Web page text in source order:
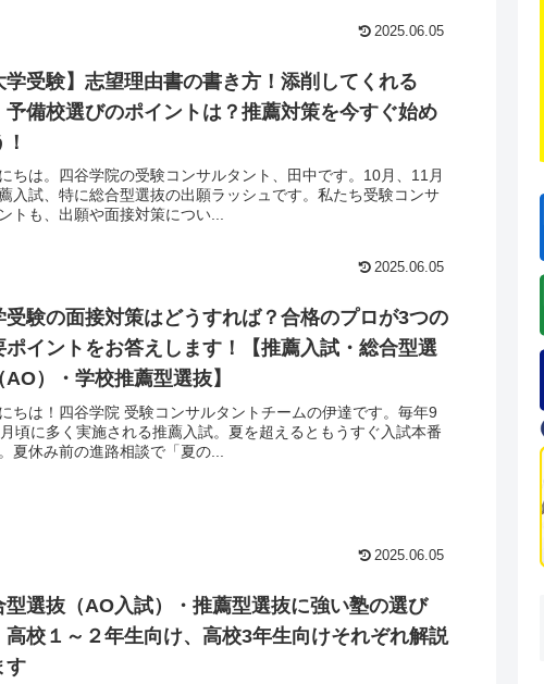
2025.06.05
学受験】志望理由書の書き方！添削してくれる
予備校選びのポイントは？推薦対策を今すぐ始め
ちは。四谷学院の受験コンサルタント、田中です。10月、11月
入試、特に総合型選抜の出願ラッシュです。私たち受験コンサ
トも、出願や面接対策につい...
2025.06.05
受験の面接対策はどうすれば？合格のプロが3つの
ポイントをお答えします！【推薦入試・総合型選
AO）・学校推薦型選抜】
ちは！四谷学院 受験コンサルタントチームの伊達です。毎年9
頃に多く実施される推薦入試。夏を超えるともうすぐ入試本番
夏休み前の進路相談で「夏の...
2025.06.05
型選抜（AO入試）・推薦型選抜に強い塾の選び
高校１～２年生向け、高校3年生向けそれぞれ解説
す